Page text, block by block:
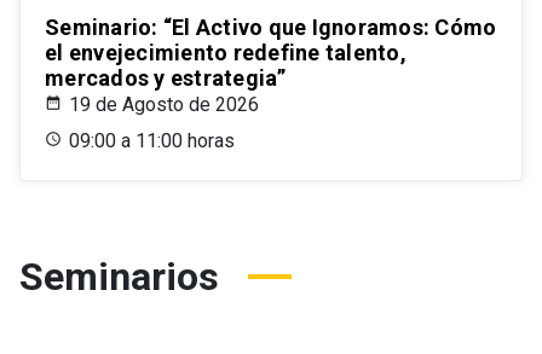
Seminario: “El Activo que Ignoramos: Cómo
el envejecimiento redefine talento,
mercados y estrategia”
19 de Agosto de 2026
09:00 a 11:00 horas
Seminarios